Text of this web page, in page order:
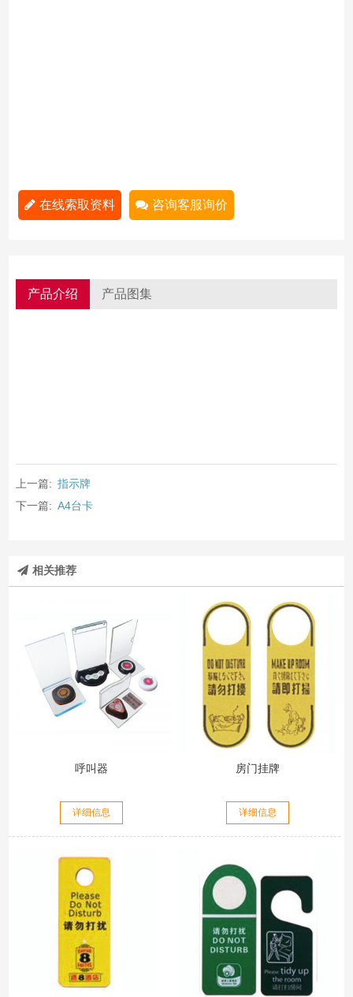
在线索取资料 咨询客服询价
产品介绍 产品图集
上一篇: 指示牌
下一篇: A4台卡
相关推荐
呼叫器
详细信息
房门挂牌
详细信息